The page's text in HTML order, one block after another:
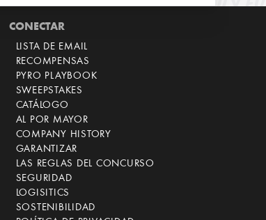
CONECTAR
LISTA DE EMAIL
RECOMPENSAS
PYRO PLAYBOOK
SWEEPSTAKES
CATÁLOGO
AL POR MAYOR
COMPANY HISTORY
GARANTIZAR
LAS REGLAS DEL CONCURSO
SEGURIDAD
LOGISITICS
SOSTENIBILIDAD